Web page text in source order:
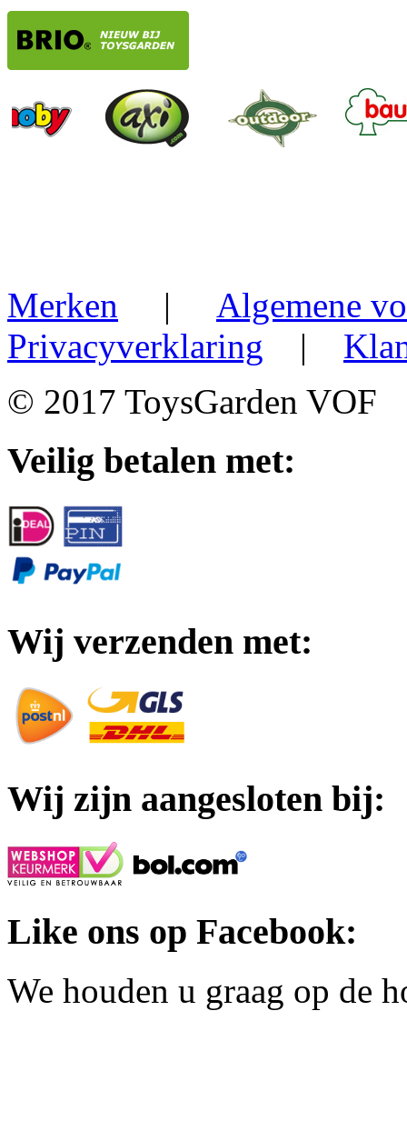
Merken | Algemene
Privacyverklaring |
© 2017 ToysGarden VOF
Veilig betalen met:
Wij verzenden met:
Wij zijn aangesloten bij:
Like ons op Facebook:
We houden u graag op de